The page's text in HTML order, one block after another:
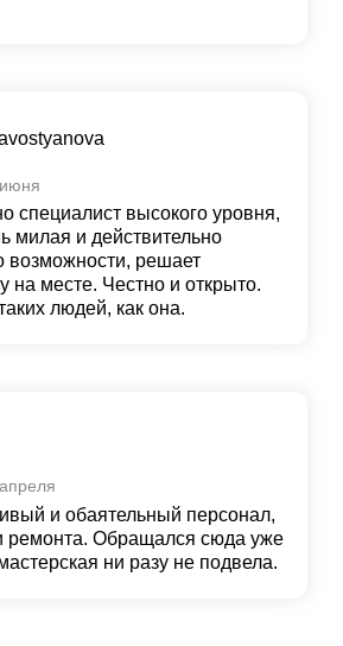
специалист высокого уровня,
милая и действительно
возможности, решает
на месте. Честно и открыто.
людей, как она.
и обаятельный персонал,
ремонта. Обращался сюда уже
ни разу не подвела.